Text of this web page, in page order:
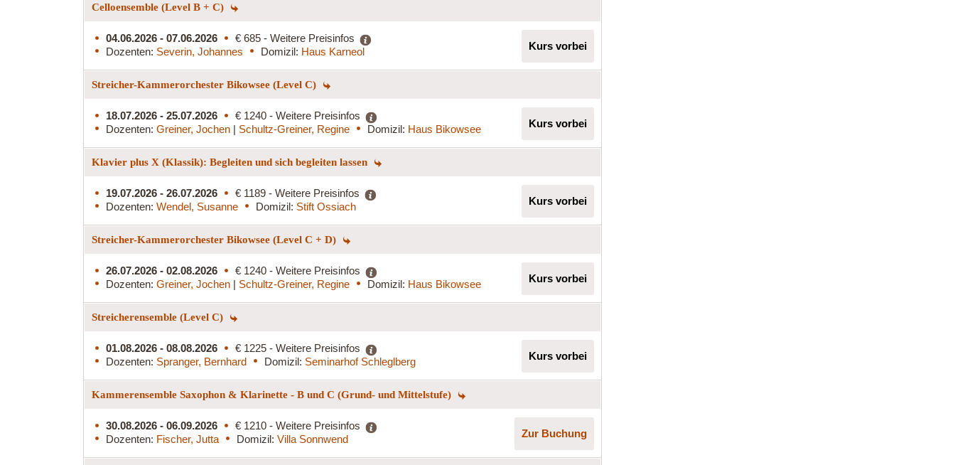
Celloensemble (Level B + C)
04.06.2026 - 07.06.2026
€ 685 - Weitere Preisinfos
Dozenten: Severin, Johannes Domizil: Haus Karneol Kurs vorbei
Streicher-Kammerorchester Bikowsee (Level C)
18.07.2026 - 25.07.2026
€ 1240 - Weitere Preisinfos
Dozenten: Greiner, Jochen | Schultz-Greiner, Regine Domizil: Haus Bikowsee Kurs vorbei
Klavier plus X (Klassik): Begleiten und sich begleiten lassen
19.07.2026 - 26.07.2026
€ 1189 - Weitere Preisinfos
Dozenten: Wendel, Susanne Domizil: Stift Ossiach Kurs vorbei
Streicher-Kammerorchester Bikowsee (Level C + D)
26.07.2026 - 02.08.2026
€ 1240 - Weitere Preisinfos
Dozenten: Greiner, Jochen | Schultz-Greiner, Regine Domizil: Haus Bikowsee Kurs vorbei
Streicherensemble (Level C)
01.08.2026 - 08.08.2026
€ 1225 - Weitere Preisinfos
Dozenten: Spranger, Bernhard Domizil: Seminarhof Schleglberg Kurs vorbei
Kammerensemble Saxophon & Klarinette - B und C (Grund- und Mittelstufe)
30.08.2026 - 06.09.2026
€ 1210 - Weitere Preisinfos
Dozenten: Fischer, Jutta Domizil: Villa Sonnwend Zur Buchung